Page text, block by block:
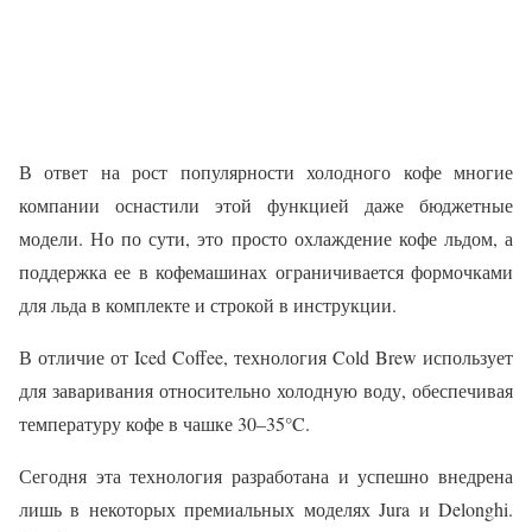
В ответ на рост популярности холодного кофе многие
компании оснастили этой функцией даже бюджетные
модели. Но по сути, это просто охлаждение кофе льдом, а
поддержка ее в кофемашинах ограничивается формочками
для льда в комплекте и строкой в инструкции.
В отличие от Iced Coffee, технология Cold Brew использует
для заваривания относительно холодную воду, обеспечивая
температуру кофе в чашке 30–35°C.
Сегодня эта технология разработана и успешно внедрена
лишь в некоторых премиальных моделях Jura и Delonghi.